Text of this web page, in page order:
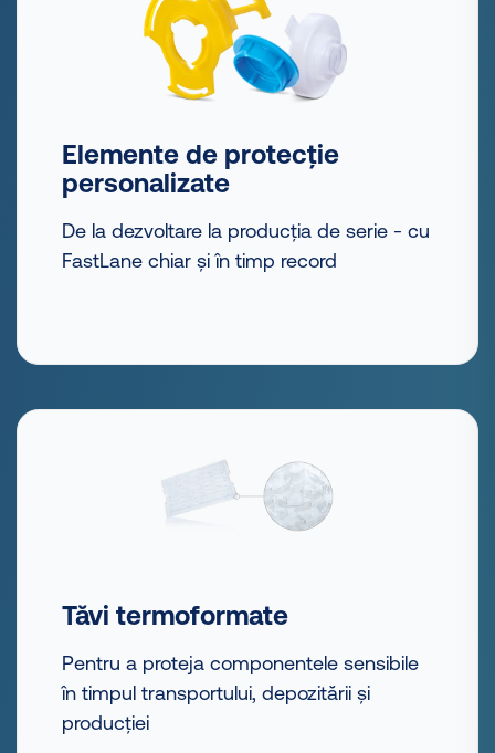
Elemente de protecție
personalizate
De la dezvoltare la producția de serie - cu
FastLane chiar și în timp record
Tăvi termoformate
Pentru a proteja componentele sensibile
în timpul transportului, depozitării și
producției